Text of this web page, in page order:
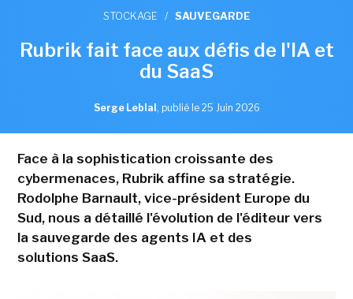
STOCKAGE / SAUVEGARDE
Rubrik fait face aux défis de l'IA et
du SaaS
Serge Leblal , publié le 25 Juin 2026
Face à la sophistication croissante des
cybermenaces, Rubrik affine sa stratégie.
Rodolphe Barnault, vice-président Europe du
Sud, nous a détaillé l'évolution de l'éditeur vers
la sauvegarde des agents IA et des
solutions SaaS.